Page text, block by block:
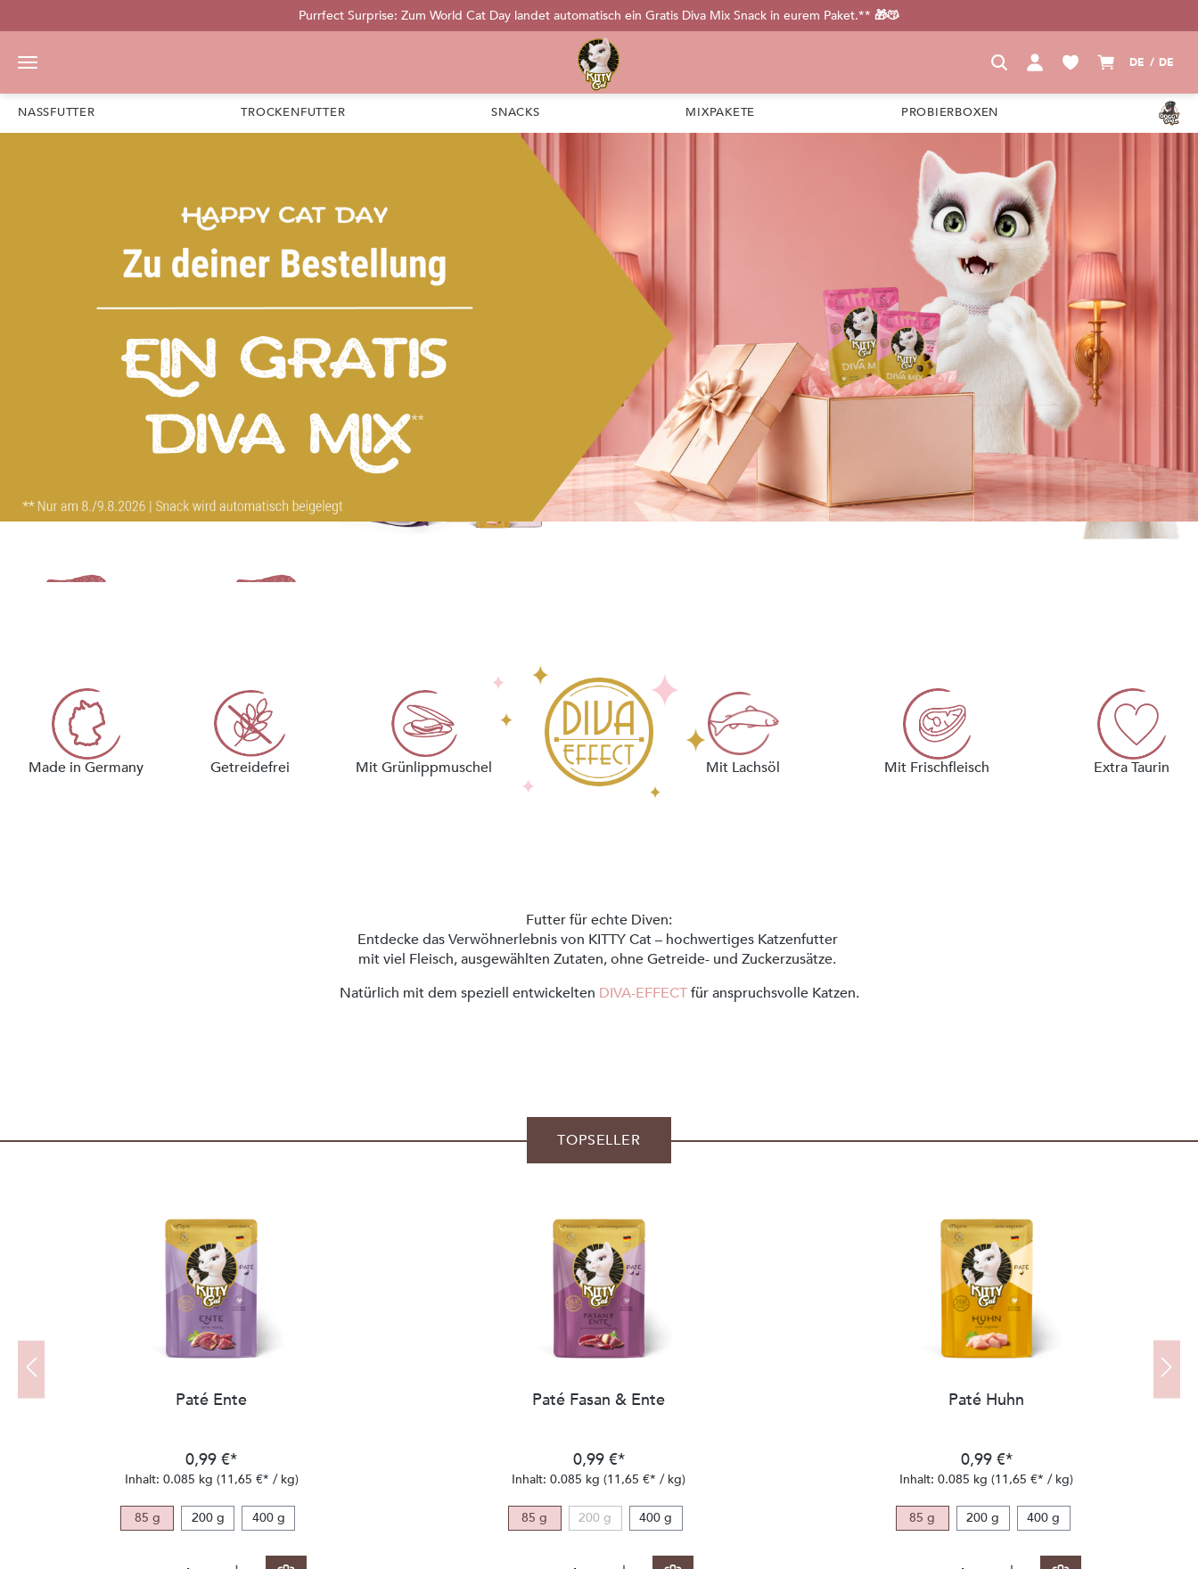
Purrfect Surprise: Zum World Cat Day landet automatisch ein Gratis Diva Mix Snack in eurem Paket.** 🎁😽
DE / DE
NASSFUTTER TROCKENFUTTER SNACKS MIXPAKETE PROBIERBOXEN
Taste iT
statt 24,99 € bestellen.
Nur für Erstbesteller.
JETZT ENTDECKEN
Mixpakete für Diven,
die Abwechslung
im Napf lieben.
ZUGREIFEN
Made in Germany Getreidefrei Mit Grünlippmuschel Mit Lachsöl Mit Frischfleisch Extra Taurin
Futter für echte Diven:
Entdecke das Verwöhnerlebnis von KITTY Cat – hochwertiges Katzenfutter
mit viel Fleisch, ausgewählten Zutaten, ohne Getreide- und Zuckerzusätze.
Natürlich mit dem speziell entwickelten DIVA-EFFECTfür anspruchsvolle Katzen.
TOPSELLER
Paté Ente
0,99 €*
Inhalt: 0.085 kg (11,65 €* / kg)
85 g 200 g 400 g
Paté Fasan & Ente
0,99 €*
Inhalt:0.085 kg(11,65 €* / kg)
85 g 200 g(Diese Option ist zurzeit nicht verfügbar.)
400 g
Paté Huhn
0,99 €*
Inhalt:0.085 kg(11,65 €* / kg)
85 g 200 g 400 g